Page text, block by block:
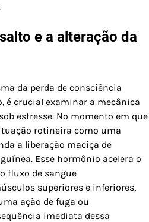
e a alteração da
da perda de consciência
é crucial examinar a mecânica
estresse. No momento em que
rotineira como uma
a liberação maciça de
Esse hormônio acelera o
fluxo de sangue
superiores e inferiores,
ação de fuga ou
imediata dessa